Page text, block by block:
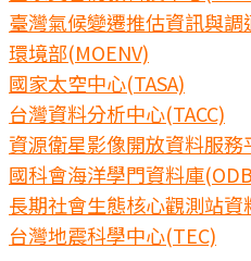
臺灣氣候變遷推估資訊與調
環境部(MOENV)
國家太空中心(TASA)
台灣資料分析中心(TACC)
資源衛星影像開放資料服務
國科會海洋學門資料庫
長期社會生態核心觀測站資
台灣地震科學中心(TEC)